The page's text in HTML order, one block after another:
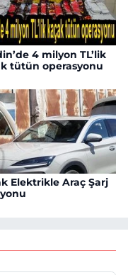
4 milyon TL’lik
tütün operasyonu
Elektrikle Araç Şarj